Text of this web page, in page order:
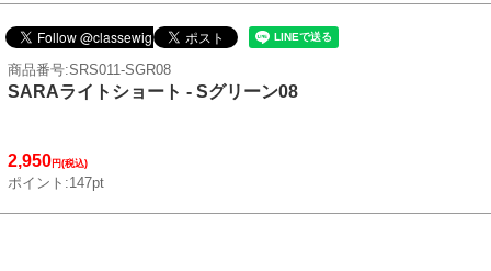
商品番号:SRS011-SGR08
SARAライトショート - Sグリーン08
2,950円(税込)
ポイント:147pt